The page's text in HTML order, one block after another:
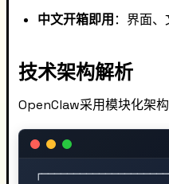
中文开箱即用 ：界面
技术架构解析
OpenClaw采用模块化架